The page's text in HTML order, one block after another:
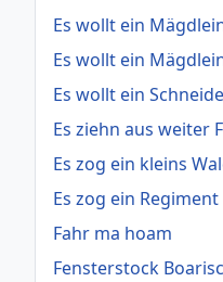
Es wollt ein
Es wollt ein
Es wollt ein
Es ziehn aus weiter
Es zog ein kleins
Es zog ein Regiment
Fahr ma hoam
Fensterstock